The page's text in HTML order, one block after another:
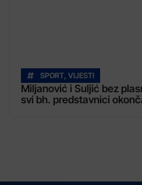
SPORT, VIJESTI
Miljanović i Suljić bez
svi bh. predstavnici